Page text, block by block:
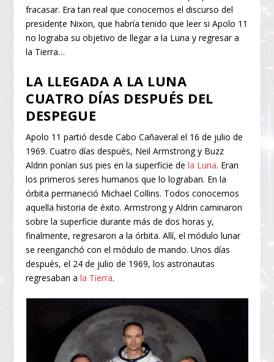
fracasar. Era tan real que conocemos el discurso del
presidente Nixon, que habría tenido que leer si Apolo 11
no lograba su objetivo de llegar a la Luna y regresar a
la Tierra…
LA LLEGADA A LA LUNA
CUATRO DÍAS DESPUÉS DEL
DESPEGUE
Apolo 11 partió desde Cabo Cañaveral el 16 de julio de
1969. Cuatro días después, Neil Armstrong y Buzz
Aldrin ponían sus pies en la superficie dela Luna. Eran
los primeros seres humanos que lo lograban. En la
órbita permaneció Michael Collins. Todos conocemos
aquella historia de éxito. Armstrong y Aldrin caminaron
sobre la superficie durante más de dos horas y,
finalmente, regresaron a la órbita. Allí, el módulo lunar
se reenganchó con el módulo de mando. Unos días
después, el 24 de julio de 1969, los astronautas
regresaban ala Tierra.